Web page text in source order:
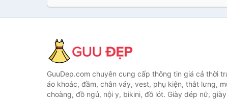
GuuDep.com chuyên cung cấp thông tin giá cả thời
áo khoác, đầm, chân váy, vest, phụ kiện, thắt lưng,
choàng, đồ ngủ, nội y, bikini, đồ lót. Giày dép nữ,